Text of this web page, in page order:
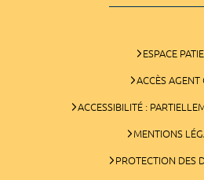
ESPACE
ACCÈS AGENT
ACCESSIBILITÉ :
MENTIONS
PROTECTION DES